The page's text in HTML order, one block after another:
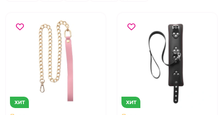
ХИТ ХИТ